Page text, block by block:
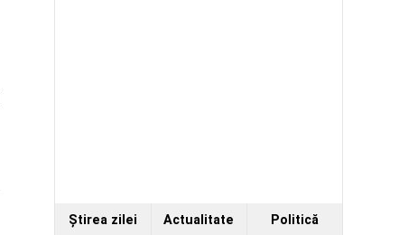
Ştirea zilei Actualitate Politică